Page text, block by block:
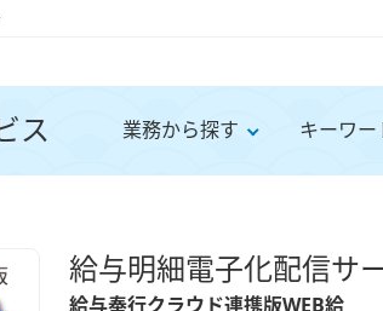
ス 業務から探す キーワー
給与明細電子化配信サ
給与奉行クラウド連携版WEB給